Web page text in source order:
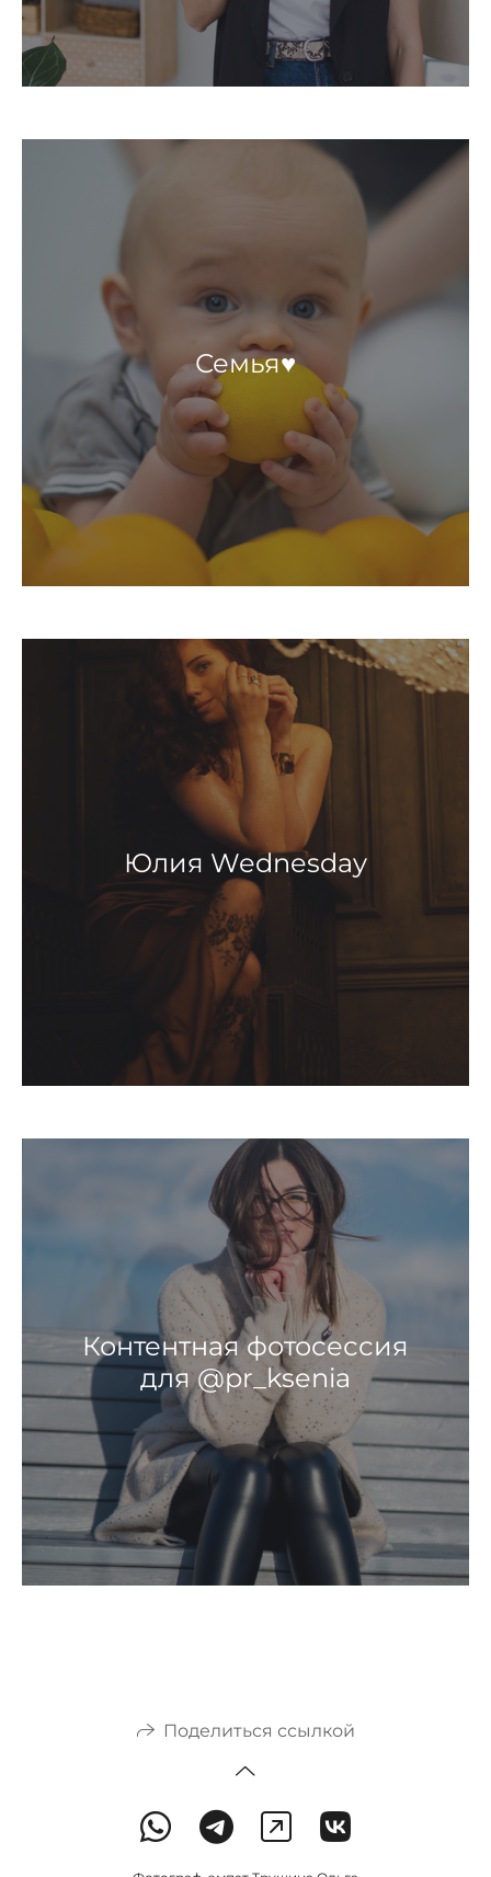
Семья♥️
Юлия Wednesday
Контентная фотосессия
для @pr_ksenia
Поделиться ссылкой